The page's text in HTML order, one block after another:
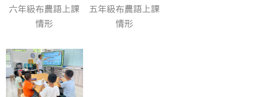
六年級布農語上課
情形
五年級布農語上課
情形